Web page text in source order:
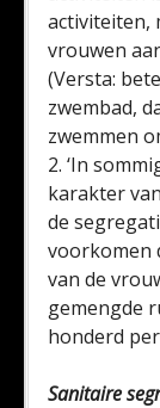
activiteiten,
vrouwen
(Versta:
zwembad,
zwemmen
2. ‘In
karakter
de
voorkomen
van de
gemengde
honderd
Sanitaire